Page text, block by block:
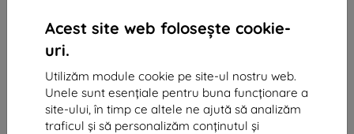
Acest site web folosește cookie-
uri.
Utilizăm module cookie pe site-ul nostru web.
Unele sunt esențiale pentru buna funcționare a
site-ului, în timp ce altele ne ajută să analizăm
traficul și să personalizăm conținutul și
68 lei
61 lei
43 lei
39 lei